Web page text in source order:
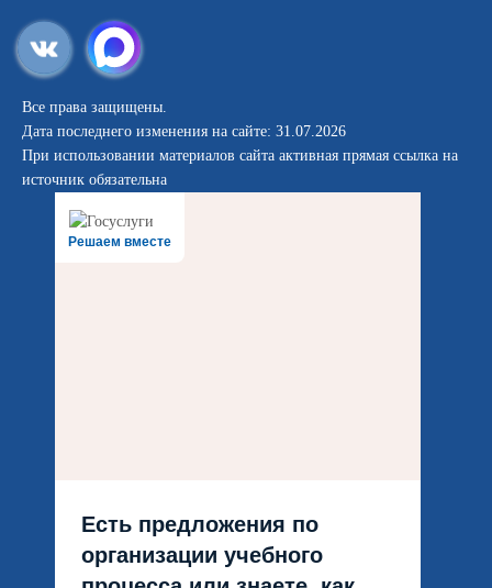
Все права защищены.
Дата последнего изменения на сайте: 31.07.2026
При использовании материалов сайта активная прямая ссылка на
источник обязательна
Решаем вместе
Есть предложения по
организации учебного